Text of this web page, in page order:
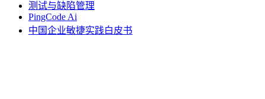
测试与缺陷管理
PingCode Ai
中国企业敏捷实践白皮书